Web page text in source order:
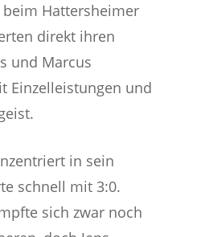
Hattersheimer
direkt ihren
und Marcus
Einzelleistungen und
in sein
schnell mit 3:0.
sich zwar noch